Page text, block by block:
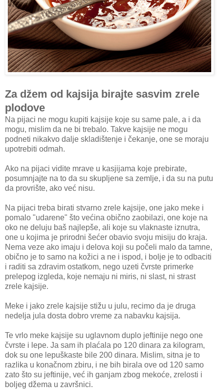
Za džem od kajsija birajte sasvim zrele
plodove
Na pijaci ne mogu kupiti kajsije koje su same pale, a i da
mogu, mislim da ne bi trebalo. Takve kajsije ne mogu
podneti nikakvo dalje skladištenje i čekanje, one se moraju
upotrebiti odmah.
Ako na pijaci vidite mrave u kasjijama koje prebirate,
posumnjajte na to da su skupljene sa zemlje, i da su na putu
da provrište, ako već nisu.
Na pijaci treba birati stvarno zrele kajsije, one jako meke i
pomalo "udarene" što većina obično zaobilazi, one koje na
oko ne deluju baš najlepše, ali koje su vlaknaste iznutra,
one u kojima je prirodni šećer obavio svoju misiju do kraja.
Nema veze ako imaju i delova koji su počeli malo da tamne,
obično je to samo na kožici a ne i ispod, i bolje je to odbaciti
i raditi sa zdravim ostatkom, nego uzeti čvrste primerke
prelepog izgleda, koje nemaju ni miris, ni slast, ni strast
zrele kajsije.
Meke i jako zrele kajsije stižu u julu, recimo da je druga
nedelja jula dosta dobro vreme za nabavku kajsija.
Te vrlo meke kajsije su uglavnom duplo jeftinije nego one
čvrste i lepe. Ja sam ih plaćala po 120 dinara za kilogram,
dok su one lepuškaste bile 200 dinara. Mislim, sitna je to
razlika u konačnom zbiru, i ne bih birala ove od 120 samo
zato što su jeftinije, već ih ganjam zbog mekoće, zrelosti i
boljeg džema u završnici.